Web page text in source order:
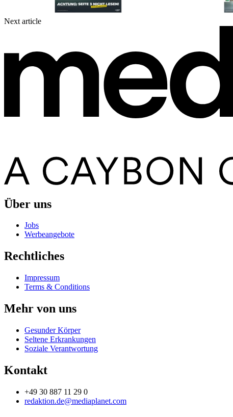
Next article
Über uns
Jobs
Werbeangebote
Rechtliches
Impressum
Terms & Conditions
Mehr von uns
Gesunder Körper
Seltene Erkrankungen
Soziale Verantwortung
Kontakt
+49 30 887 11 29 0
redaktion.de@mediaplanet.com